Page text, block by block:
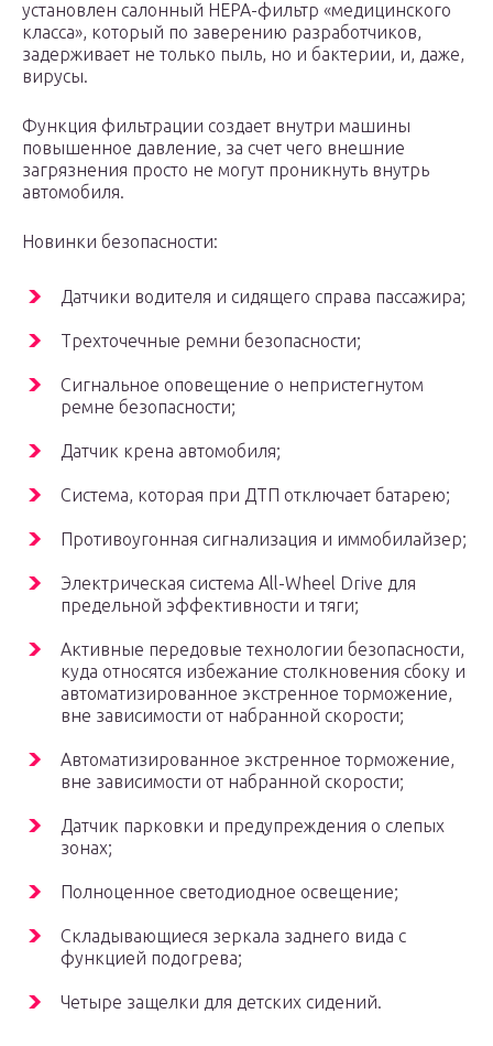
установлен салонный НЕРА-фильтр «медицинского
класса», который по заверению разработчиков,
задерживает не только пыль, но и бактерии, и, даже,
вирусы.
Функция фильтрации создает внутри машины
повышенное давление, за счет чего внешние
загрязнения просто не могут проникнуть внутрь
автомобиля.
Новинки безопасности:
Датчики водителя и сидящего справа пассажира;
Трехточечные ремни безопасности;
Сигнальное оповещение о непристегнутом
ремне безопасности;
Датчик крена автомобиля;
Система, которая при ДТП отключает батарею;
Противоугонная сигнализация и иммобилайзер;
Электрическая система All-Wheel Drive для
предельной эффективности и тяги;
Активные передовые технологии безопасности,
куда относятся избежание столкновения сбоку и
автоматизированное экстренное торможение,
вне зависимости от набранной скорости;
Автоматизированное экстренное торможение,
вне зависимости от набранной скорости;
Датчик парковки и предупреждения о слепых
зонах;
Полноценное светодиодное освещение;
Складывающиеся зеркала заднего вида с
функцией подогрева;
Четыре защелки для детских сидений.